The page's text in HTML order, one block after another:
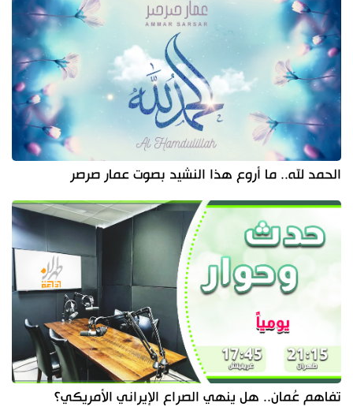
الحمد لله.. ما أروع هذا النشيد بصوت عمار صرصر
تفاهم عُمان.. هل ينهي الصراع الإيراني الأمريكي؟